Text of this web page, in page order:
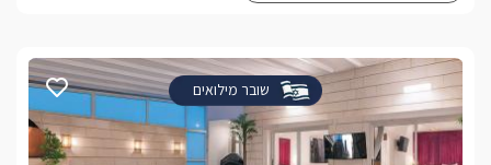
שובר מילואים